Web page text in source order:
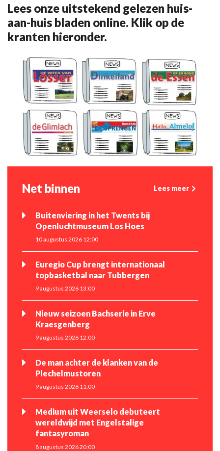
Lees onze uitstekend gelezen huis-
aan-huis bladen online. Klik op de
kranten hieronder.
Net binnen Lees meer
Buitenviering in het Twents bij
Openluchtmuseum Los Hoes
10 augustus 2026 12:00
Euregio Cup brengt internationaal
topbasketbal naar Tubbergen
9 augustus 2026 13:00
Nieuw seizoen Bachserie in Erve
Kraesgenberg
9 augustus 2026 12:00
De man achter de klanken van de
Plechelmustoren
9 augustus 2026 11:00
Medium uit Weerselo debuteert
wereldwijd met Engelstalige
fantasyroman
8 augustus 2026 20:00